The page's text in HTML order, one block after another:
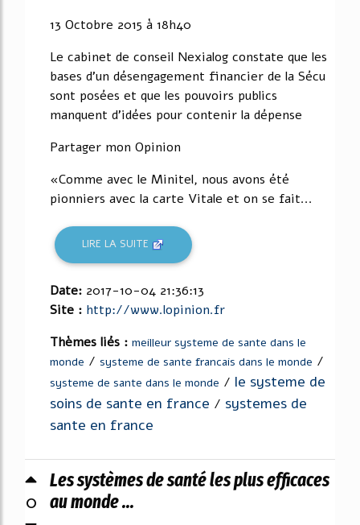
13 Octobre 2015 à 18h40
Le cabinet de conseil Nexialog constate que les
bases d'un désengagement financier de la Sécu
sont posées et que les pouvoirs publics
manquent d'idées pour contenir la dépense
Partager mon Opinion
«Comme avec le Minitel, nous avons été
pionniers avec la carte Vitale et on se fait...
LIRE LA SUITE
Date: 2017-10-04 21:36:13
Site : http://www.lopinion.fr
Thèmes liés : meilleur systeme de sante dans le
monde / systeme de sante francais dans le monde /
systeme de sante dans le monde / le systeme de
soins de sante en france / systemes de
sante en france
0
Les systèmes de santé les plus efficaces
au monde ...